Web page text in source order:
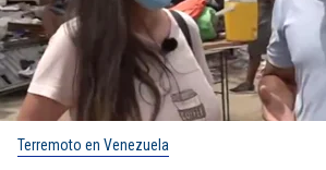
Terremoto en Venezuela